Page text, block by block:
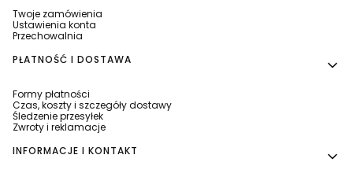
Twoje zamówienia
Ustawienia konta
Przechowalnia
PŁATNOŚĆ I DOSTAWA
Formy płatności
Czas, koszty i szczegóły dostawy
Śledzenie przesyłek
Zwroty i reklamacje
INFORMACJE I KONTAKT